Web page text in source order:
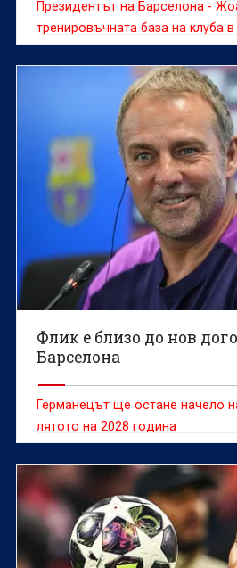
Президентът на Барселона -
тренировъчната база на клуба в
за да изрази пълната си
футболистите и треньорския
сблъсък срещу Реал Мадрид
Флик е близо до нов
Барселона
Германецът ще остане начело
лятото на 2028 година